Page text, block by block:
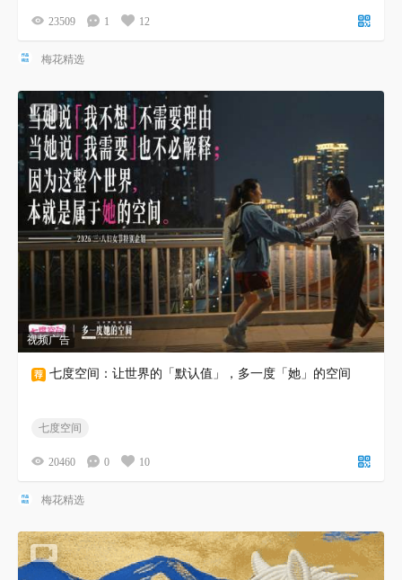
23509 1 12
梅花精选
视频广告
七度空间：让世界的「默认值」，多一度「她」的空间
七度空间
20460 0 10
梅花精选